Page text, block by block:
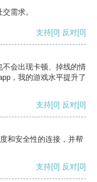
需求。
支持[0] 反对[0]
会出现卡顿、掉线的情
，我的游戏水平提升了
支持[0] 反对[0]
和安全性的连接，并帮
支持[0] 反对[0]